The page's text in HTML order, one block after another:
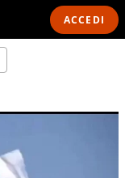
ACCEDI